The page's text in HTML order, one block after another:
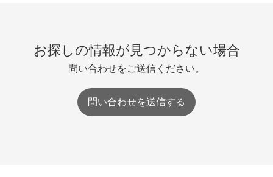
お探しの情報が見つからない場合
問い合わせをご送信ください。
問い合わせを送信する